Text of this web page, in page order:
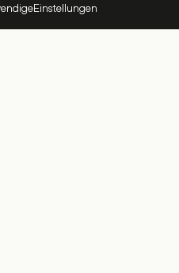
Einstellungen